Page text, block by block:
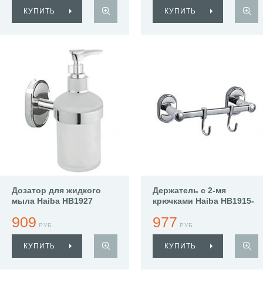
КУПИТЬ КУПИТЬ
Дозатор для жидкого
мыла Haiba HB1927
909 РУБ.
КУПИТЬ
Держатель с 2-мя
крючками Haiba HB1915-
977 РУБ.
КУПИТЬ